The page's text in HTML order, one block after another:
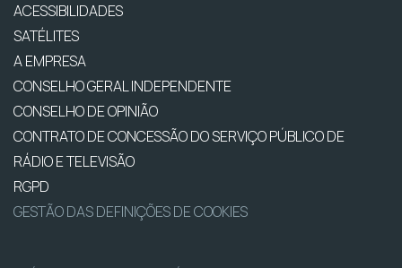
ACESSIBILIDADES
SATÉLITES
A EMPRESA
CONSELHO GERAL INDEPENDENTE
CONSELHO DE OPINIÃO
CONTRATO DE CONCESSÃO DO SERVIÇO PÚBLICO DE
RÁDIO E TELEVISÃO
RGPD
GESTÃO DAS DEFINIÇÕES DE COOKIES